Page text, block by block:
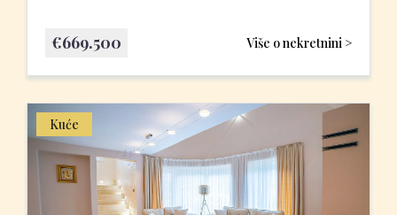
Više o nekretnini >
€669.500
Kuće